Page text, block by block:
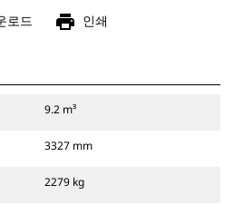
로드 print 인쇄
9.2 m³
3327 mm
2279 kg